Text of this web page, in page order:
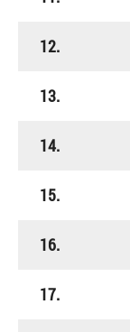
12.
13.
14.
15.
16.
17.